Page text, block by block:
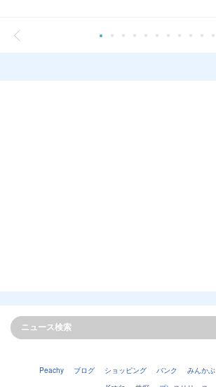
Peachy ブログ ショッピング バンク みんかぶ